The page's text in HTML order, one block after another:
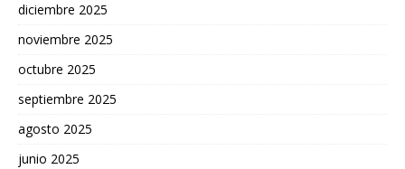
diciembre 2025
noviembre 2025
octubre 2025
septiembre 2025
agosto 2025
junio 2025